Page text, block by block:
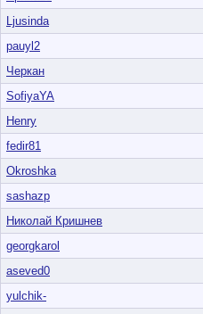
Ljusinda
pauyl2
Черкан
SofiyaYA
Henry
fedir81
Okroshka
sashazp
Николай Кришнев
georgkarol
aseved0
yulchik-